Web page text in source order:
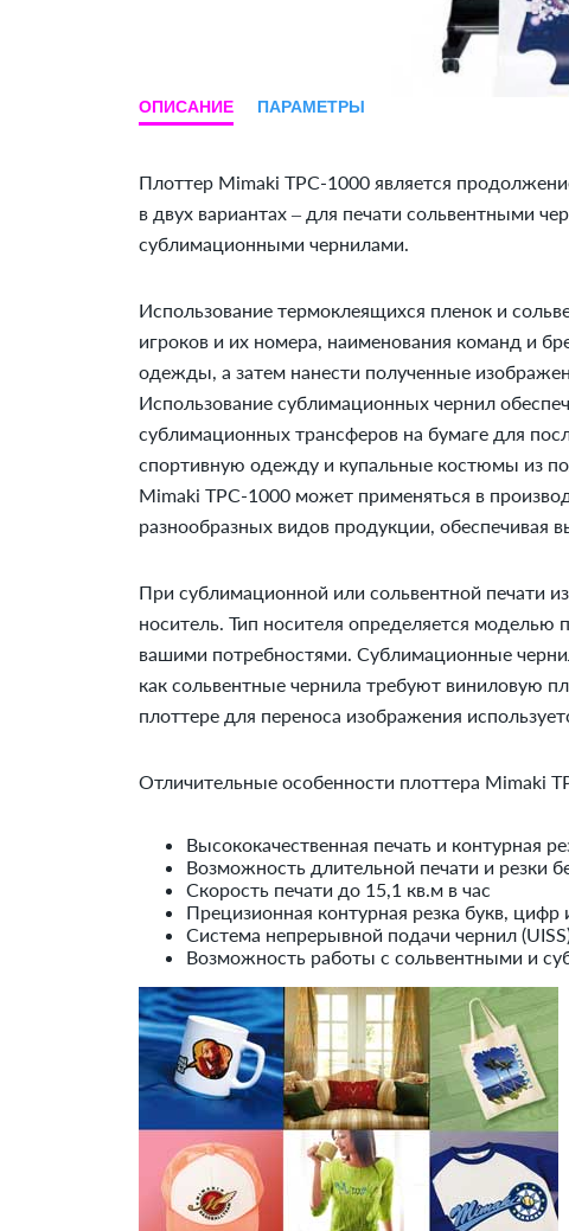
ОПИСАНИЕ ПАРАМЕТРЫ
Плоттер Mimaki TPC-1000 является
в двух вариантах – для печати сольвентными
сублимационными чернилами.
Использование термоклеящихся пленок и
игроков и их номера, наименования команд и
одежды, а затем нанести полученные
Использование сублимационных чернил
сублимационных трансферов на бумаге для
спортивную одежду и купальные костюмы из
Mimaki TPC-1000 может применяться в
разнообразных видов продукции, обеспечивая
При сублимационной или сольвентной печати
носитель. Тип носителя определяется
вашими потребностями. Сублимационные
как сольвентные чернила требуют виниловую
плоттере для переноса изображения
Отличительные особенности плоттера Mimaki
Высококачественная печать и контурная
Возможность длительной печати и резки
Скорость печати до 15,1 кв.м в час
Прецизионная контурная резка букв, цифр
Система непрерывной подачи чернил
Возможность работы с сольвентными и